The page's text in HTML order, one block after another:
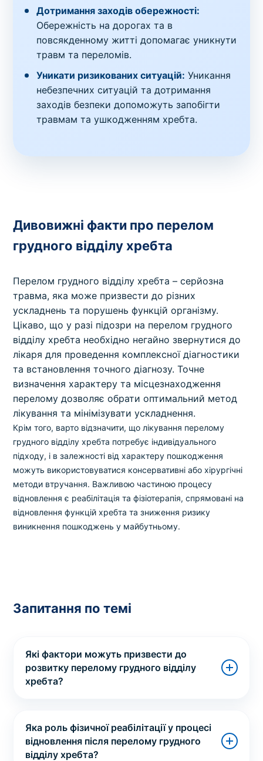
Дотримання заходів обережності:
Обережність на дорогах та в
повсякденному житті допомагає уникнути
травм та переломів.
Уникати ризикованих ситуацій: Уникання
небезпечних ситуацій та дотримання
заходів безпеки допоможуть запобігти
травмам та ушкодженням хребта.
Дивовижні факти про перелом
грудного відділу хребта
Перелом грудного відділу хребта – серйозна
травма, яка може призвести до різних
ускладнень та порушень функцій організму.
Цікаво, що у разі підозри на перелом грудного
відділу хребта необхідно негайно звернутися до
лікаря для проведення комплексної діагностики
та встановлення точного діагнозу. Точне
визначення характеру та місцезнаходження
перелому дозволяє обрати оптимальний метод
лікування та мінімізувати ускладнення.
Крім того, варто відзначити, що лікування перелому
грудного відділу хребта потребує індивідуального
підходу, і в залежності від характеру пошкодження
можуть використовуватися консервативні або хірургічні
методи втручання. Важливою частиною процесу
відновлення є реабілітація та фізіотерапія, спрямовані на
відновлення функцій хребта та зниження ризику
виникнення пошкоджень у майбутньому.
Запитання по темі
Які фактори можуть призвести до
розвитку перелому грудного відділу
хребта?
Яка роль фізичної реабілітації у процесі
відновлення після перелому грудного
відділу хребта?